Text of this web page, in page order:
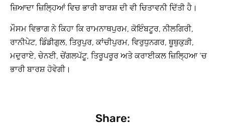
ਜ਼ਿਆਦਾ ਜ਼ਿਲ੍ਹਿਆਂ ਵਿਚ ਭਾਰੀ ਬਾਰਸ਼ ਦੀ ਵੀ ਚਿਤਾਵਨੀ ਦਿੱਤੀ ਹੈ।
ਮੌਸਮ ਵਿਭਾਗ ਨੇ ਕਿਹਾ ਕਿ ਰਾਮਨਾਥਪੁਰਮ, ਕੋਇੰਬਟੂਰ, ਨੀਲਗਿਰੀ,
ਰਾਨੀਪੇਟ, ਡਿੰਡੀਗੁਲ, ਤਿਰੁਪੁਰ, ਕਾਂਚੀਪੁਰਮ, ਵਿਰੁਧੁਨਗਰ, ਥੂਥੁਕੁੜੀ,
ਮਦੁਰਾਏ, ਚੇਨਈ, ਚੇਂਗਲਪੱਟੂ, ਤਿਰੂਪਰੂਰ ਅਤੇ ਕਰਾਈਕਲ ਜ਼ਿਲ੍ਹਿਆ ‘ਚ
ਭਾਰੀ ਬਾਰਸ਼ ਹੋਵੇਗੀ।
Share: